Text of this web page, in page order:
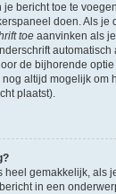
bericht toe te
doen. Als je
toe aanvinken als
de bijhorende
altijd mogelijk om
plaatst).
heel gemakkelijk, als
in een